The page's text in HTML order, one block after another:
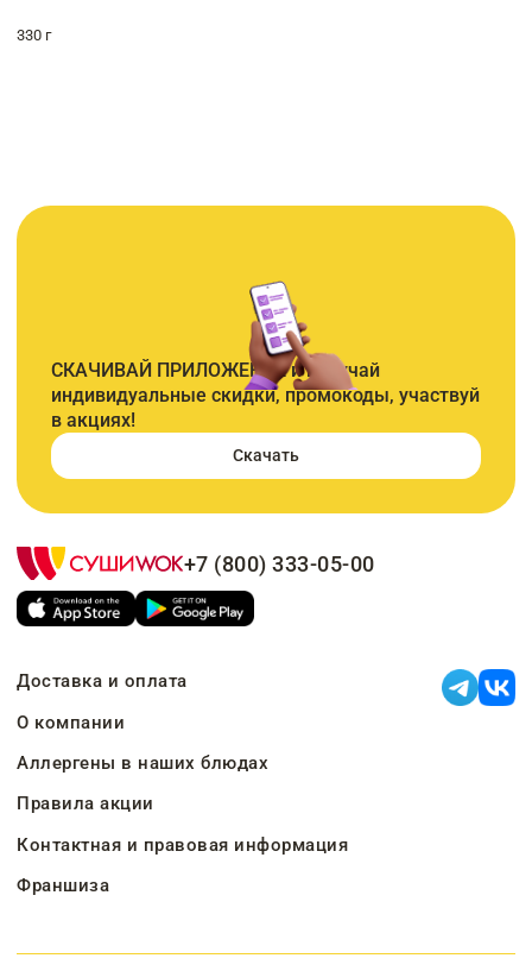
330 г
СКАЧИВАЙ ПРИЛОЖЕНИЕ и получай
индивидуальные скидки, промокоды, участвуй
в акциях!
Скачать
+7 (800) 333-05-00
Доставка и оплата
О компании
Аллергены в наших блюдах
Правила акции
Контактная и правовая информация
Франшиза